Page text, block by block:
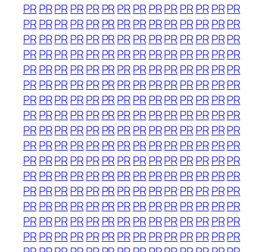
PRPRPRPRPR PRPRPRPRPRPRPR PRPR
PRPRPRPRPR PRPRPRPRPRPRPR PRPR
PRPRPRPRPR PRPRPRPRPRPRPR PRPR
PRPRPRPRPR PRPRPRPRPRPRPR PRPR
PRPRPRPRPR PRPRPRPRPRPRPR PRPR
PRPRPRPRPR PRPRPRPRPRPRPR PRPR
PRPRPRPRPR PRPRPRPRPRPRPR PRPR
PRPRPRPRPR PRPRPRPRPRPRPR PRPR
PRPRPRPRPR PRPRPRPRPRPRPR PRPR
PRPRPRPRPR PRPRPRPRPRPRPR PRPR
PRPRPRPRPR PRPRPRPRPRPRPR PRPR
PRPRPRPRPR PRPRPRPRPRPRPR PRPR
PRPRPRPRPR PRPRPRPRPRPRPR PRPR
PRPRPRPRPR PRPRPRPRPRPRPR PRPR
PRPRPRPRPR PRPRPRPRPRPRPR PRPR
PRPRPRPRPR PRPRPRPRPRPRPR PRPR